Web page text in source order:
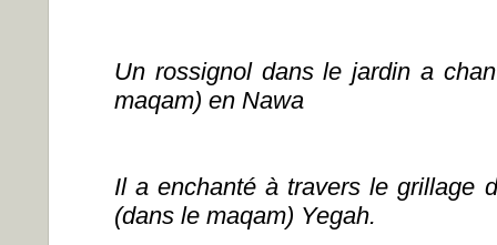
Un rossignol dans le jardin a
maqam) en Nawa
Il a enchanté à travers le grillage
(dans le maqam) Yegah.